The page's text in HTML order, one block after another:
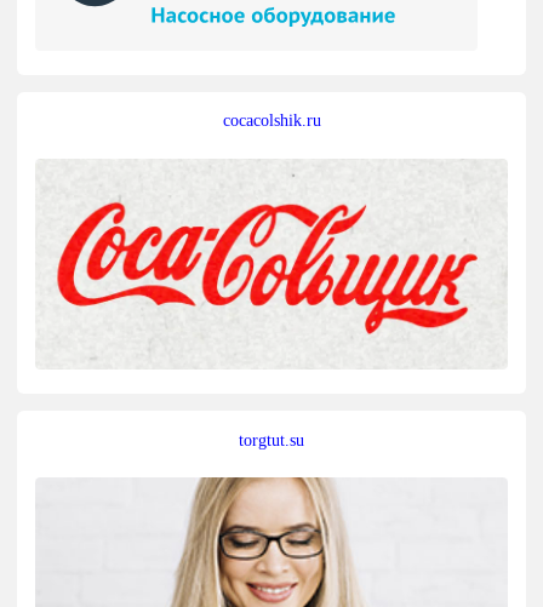
cocacolshik.ru
torgtut.su